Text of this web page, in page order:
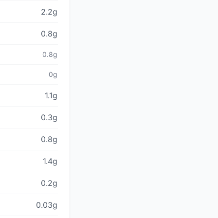
2.2g
0.8g
0.8g
0g
1.1g
0.3g
0.8g
1.4g
0.2g
0.03g